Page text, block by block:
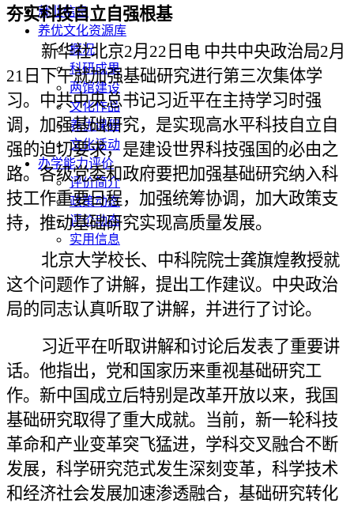
就业信息
养优文化资源库
概况
科研成果
两馆建设
文化作品
养优课程
文化活动
办学能力评价
评价简介
政策动态
评价动态
实用信息
夯实科技自立自强根基
新华社北京2月22日电 中共中央政治局2月
21日下午就加强基础研究进行第三次集体学
习。中共中央总书记习近平在主持学习时强
调，加强基础研究，是实现高水平科技自立自
强的迫切要求，是建设世界科技强国的必由之
路。各级党委和政府要把加强基础研究纳入科
技工作重要日程，加强统筹协调，加大政策支
持，推动基础研究实现高质量发展。
北京大学校长、中科院院士龚旗煌教授就
这个问题作了讲解，提出工作建议。中央政治
局的同志认真听取了讲解，并进行了讨论。
习近平在听取讲解和讨论后发表了重要讲
话。他指出，党和国家历来重视基础研究工
作。新中国成立后特别是改革开放以来，我国
基础研究取得了重大成就。当前，新一轮科技
革命和产业变革突飞猛进，学科交叉融合不断
发展，科学研究范式发生深刻变革，科学技术
和经济社会发展加速渗透融合，基础研究转化